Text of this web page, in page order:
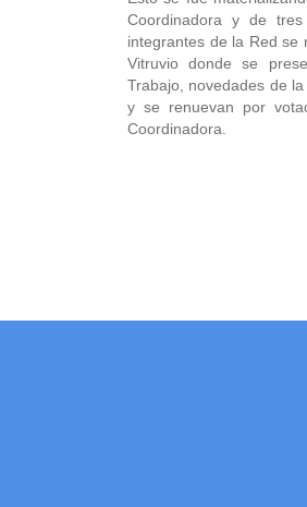
Coordinadora y de
integrantes de la Red se
Vitruvio donde se
Trabajo, novedades de
y se renuevan por
Coordinadora.